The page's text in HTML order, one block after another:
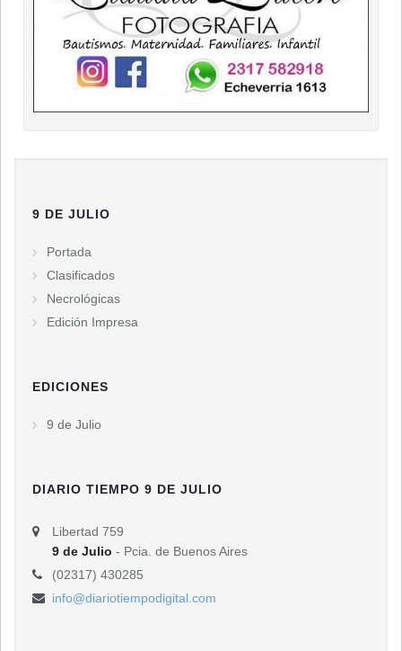
9 DE JULIO
Portada
Clasificados
Necrológicas
Edición Impresa
EDICIONES
9 de Julio
DIARIO TIEMPO 9 DE JULIO
Libertad 759
9 de Julio - Pcia. de Buenos Aires
(02317) 430285
info@diariotiempodigital.com